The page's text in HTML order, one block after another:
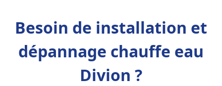
Besoin de installation et
dépannage chauffe eau
Divion ?